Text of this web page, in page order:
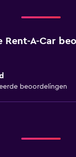
Rent-A-Car
beoordelingen